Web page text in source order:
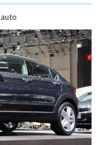
auto